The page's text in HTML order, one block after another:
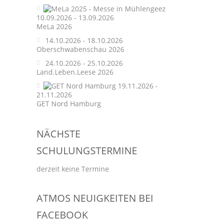
10.09.2026 - 13.09.2026
MeLa 2026
14.10.2026 - 18.10.2026
Oberschwabenschau 2026
24.10.2026 - 25.10.2026
Land.Leben.Leese 2026
19.11.2026 -
21.11.2026
GET Nord Hamburg
NÄCHSTE
SCHULUNGSTERMINE
derzeit keine Termine
ATMOS NEUIGKEITEN BEI
FACEBOOK